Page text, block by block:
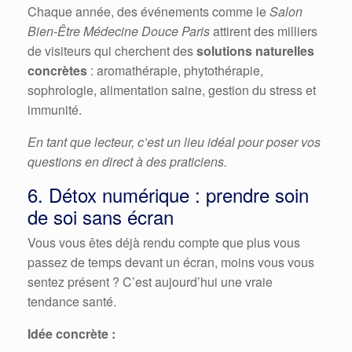
Chaque année, des événements comme leSalon
Bien-Être Médecine Douce Parisattirent des milliers
de visiteurs qui cherchent dessolutions naturelles
concrètes : aromathérapie, phytothérapie,
sophrologie, alimentation saine, gestion du stress et
immunité.
En tant que lecteur, c’est un lieu idéal pour poser vos
questions en direct à des praticiens.
6. Détox numérique : prendre soin
de soi sans écran
Vous vous êtes déjà rendu compte que plus vous
passez de temps devant un écran, moins vous vous
sentez présent ? C’est aujourd’hui une vraie
tendance santé.
Idée concrète :